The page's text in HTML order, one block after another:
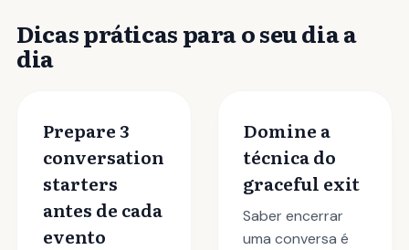
Dicas práticas para o seu dia a
dia
Prepare 3
conversation
starters
antes de cada
evento
Domine a
técnica do
graceful exit
Saber encerrar
uma conversa é